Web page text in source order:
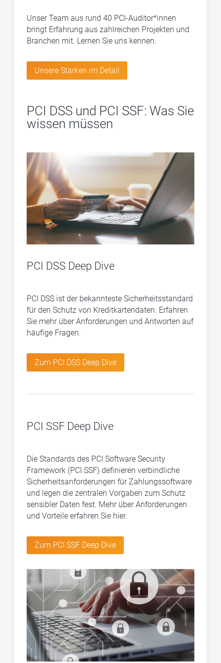
Unser Team aus rund 40 PCI-Auditor*innen
bringt Erfahrung aus zahlreichen Projekten und
Branchen mit. Lernen Sie uns kennen.
Unsere Stärken im Detail
PCI DSS und PCI SSF: Was Sie
wissen müssen
PCI DSS Deep Dive
PCI DSS ist der bekannteste Sicherheitsstandard
für den Schutz von Kreditkartendaten. Erfahren
Sie mehr über Anforderungen und Antworten auf
häufige Fragen.
Zum PCI DSS Deep Dive
PCI SSF Deep Dive
Die Standards des PCI Software Security
Framework (PCI SSF) definieren verbindliche
Sicherheitsanforderungen für Zahlungssoftware
und legen die zentralen Vorgaben zum Schutz
sensibler Daten fest. Mehr über Anforderungen
und Vorteile erfahren Sie hier.
Zum PCI SSF Deep Dive